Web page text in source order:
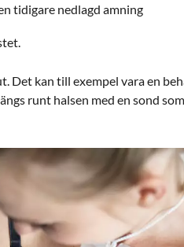
tidigare nedlagd amning
Det kan till exempel vara en
runt halsen med en sond